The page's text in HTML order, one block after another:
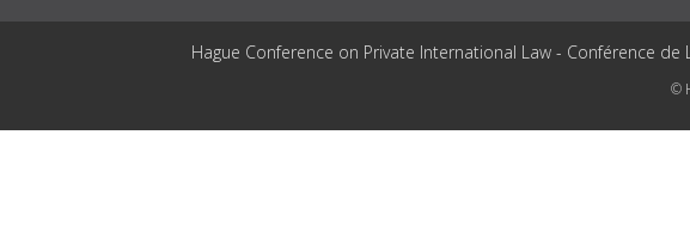
Hague Conference on Private International Law - Conférence
©